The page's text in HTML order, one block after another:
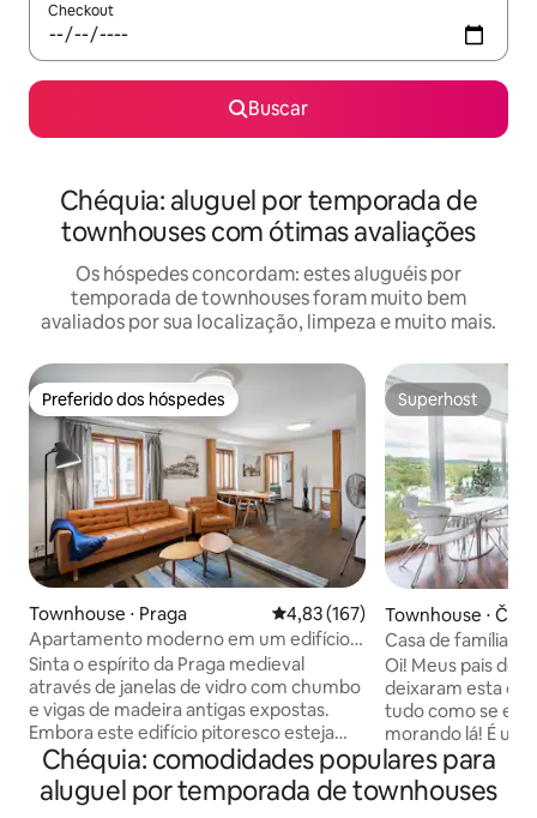
Checkout
Buscar
Chéquia: aluguel por temporada de
townhouses com ótimas avaliações
Os hóspedes concordam: estes aluguéis por
temporada de townhouses foram muito bem
avaliados por sua localização, limpeza e muito mais.
Preferido dos hóspedes
Preferido dos hóspedes
Townhouse ⋅ Praga 4,83 de uma avaliação média de
4,83 (167)
Apartamento moderno em um edifício
pitoresco do século XV
Sinta o espírito da Praga medieval
através de janelas de vidro com chumbo
e vigas de madeira antigas expostas.
Embora este edifício pitoresco esteja
repleto de história, este é um
apartamento verdadeiramente
moderno, repleto de móveis de bom
Superhost
Superhost
Townhouse ⋅
v
Casa de família
Oi! Meus pais decidiram se mudar e me
deixaram esta
tudo como se
morando lá! É
espaçosa casa
você pode
vida dos
Chéquia: comodidades populares para
aluguel por temporada de townhouses